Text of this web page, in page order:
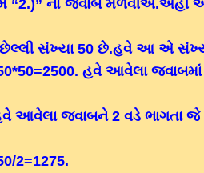
“2.)” નો જવાબ મેળવીએ.અહી
સંખ્યા 50 છે.હવે આ એ
હવે આવેલા
આવેલા જવાબને 2 વડે ભાગતા
2=1275.